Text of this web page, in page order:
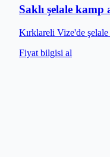
Saklı şelale kamp
Kırklareli Vize'de
Fiyat bilgisi al